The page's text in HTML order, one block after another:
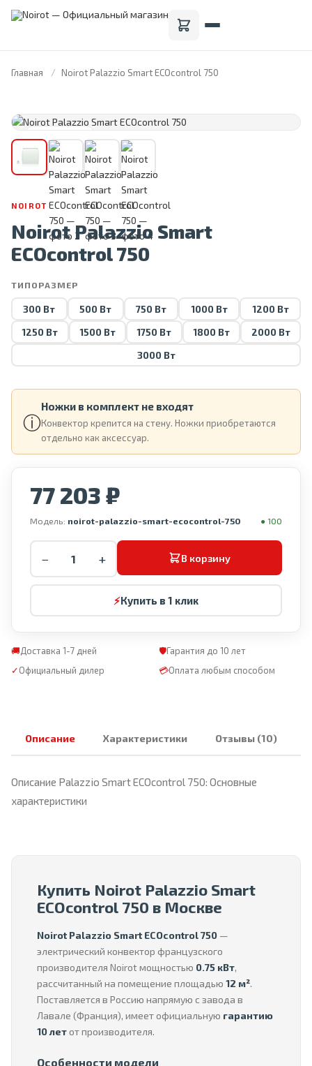
Главная Noirot Palazzio Smart ECOcontrol 750
FRANCE · 1946
NOIROT
Noirot Palazzio Smart
ECOcontrol 750
ТИПОРАЗМЕР
300 Вт 500 Вт 750 Вт 1000 Вт
1200 Вт
1250 Вт
1500 Вт 1750 Вт 1800 Вт
2000 Вт
3000 Вт
ⓘ
Ножки в комплект не входят
Конвектор крепится на стену. Ножки приобретаются
отдельно как аксессуар.
77 203 ₽
Модель: noirot-palazzio-smart-ecocontrol-750 ● 100
− + В корзину
⚡Купить в 1 клик
🚚Доставка 1-7 дней 🛡Гарантия до 10 лет
✓Официальный дилер 💳Оплата любым способом
Описание Характеристики Отзывы (10)
Описание Palazzio Smart ECOcontrol 750: Основные
характеристики
Купить Noirot Palazzio Smart
ECOcontrol 750 в Москве
Noirot Palazzio Smart ECOcontrol 750 —
электрический конвектор французского
производителя Noirot мощностью 0.75 кВт,
рассчитанный на помещение площадью 12 м².
Поставляется в Россию напрямую с завода в
Лавале (Франция), имеет официальную гарантию
10 летот производителя.
Особенности модели